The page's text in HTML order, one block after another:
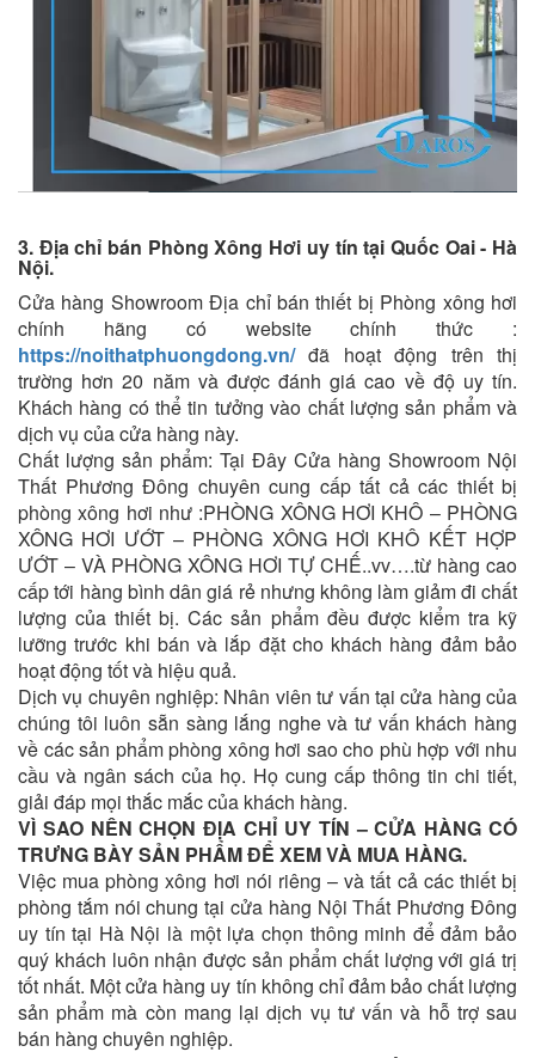
3. Địa chỉ bán Phòng Xông Hơi uy tín tại Quốc Oai - Hà
Nội.
Cửa hàng Showroom Địa chỉ bán thiết bị Phòng xông hơi
chính hãng có website chính thức :
https://noithatphuongdong.vn/đã hoạt động trên thị
trường hơn 20 năm và được đánh giá cao về độ uy tín.
Khách hàng có thể tin tưởng vào chất lượng sản phẩm và
dịch vụ của cửa hàng này.
Chất lượng sản phẩm: Tại Đây Cửa hàng Showroom Nội
Thất Phương Đông chuyên cung cấp tất cả các thiết bị
phòng xông hơi như :PHÒNG XÔNG HƠI KHÔ – PHÒNG
XÔNG HƠI ƯỚT – PHÒNG XÔNG HƠI KHÔ KẾT HỢP
ƯỚT – VÀ PHÒNG XÔNG HƠI TỰ CHẾ..vv….từ hàng cao
cấp tới hàng bình dân giá rẻ nhưng không làm giảm đi chất
lượng của thiết bị. Các sản phẩm đều được kiểm tra kỹ
lưỡng trước khi bán và lắp đặt cho khách hàng đảm bảo
hoạt động tốt và hiệu quả.
Dịch vụ chuyên nghiệp: Nhân viên tư vấn tại cửa hàng của
chúng tôi luôn sẵn sàng lắng nghe và tư vấn khách hàng
về các sản phẩm phòng xông hơi sao cho phù hợp với nhu
cầu và ngân sách của họ. Họ cung cấp thông tin chi tiết,
giải đáp mọi thắc mắc của khách hàng.
VÌ SAO NÊN CHỌN ĐỊA CHỈ UY TÍN – CỬA HÀNG CÓ
TRƯNG BÀY SẢN PHẨM ĐỂ XEM VÀ MUA HÀNG.
Việc mua phòng xông hơi nói riêng – và tất cả các thiết bị
phòng tắm nói chung tại cửa hàng Nội Thất Phương Đông
uy tín tại Hà Nội là một lựa chọn thông minh để đảm bảo
quý khách luôn nhận được sản phẩm chất lượng với giá trị
tốt nhất. Một cửa hàng uy tín không chỉ đảm bảo chất lượng
sản phẩm mà còn mang lại dịch vụ tư vấn và hỗ trợ sau
bán hàng chuyên nghiệp.